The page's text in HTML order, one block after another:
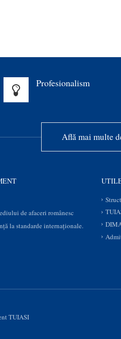
Profesionalism
Află mai multe
de afaceri românesc
la standarde internaționale.
TUIASI